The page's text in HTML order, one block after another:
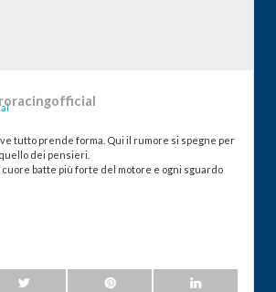
tutto prende forma. Qui il rumore si spegne per
dei pensieri.
cuore batte più forte del motore e ogni sguardo